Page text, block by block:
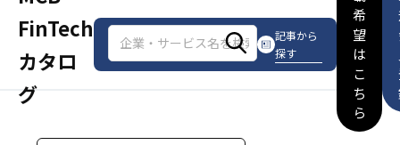
FinTech
カタロ
グ
記事から
探す
希
望
は
こ
ち
ら